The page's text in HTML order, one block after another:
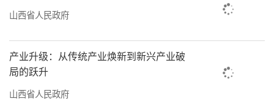
山西省人民政府
产业升级：从传统产业焕新到新兴产业破
局的跃升
山西省人民政府